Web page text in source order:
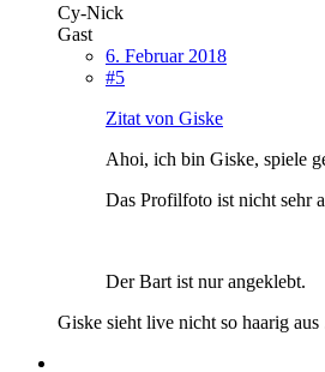
Cy-Nick
Gast
6. Februar 2018
#5
Zitat von Giske
Ahoi, ich bin Giske, spiele
Das Profilfoto ist nicht sehr
Der Bart ist nur angeklebt.
Giske sieht live nicht so haarig